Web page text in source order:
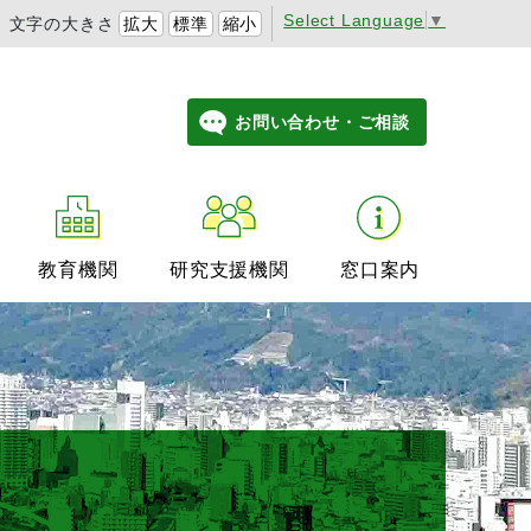
文字の大きさ 拡大 標準 縮小 Select Language ▼
お問い合わせ・ご相談
教育機関 研究支援機関 窓口案内